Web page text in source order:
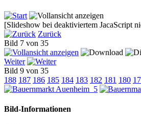
[Slideshow bei deaktiviertem JacaScript
Zurück
Bild 7 von 35
Weiter
Bild 9 von 35
188 187 186 185 184 183 182 181 180
Bild-Informationen